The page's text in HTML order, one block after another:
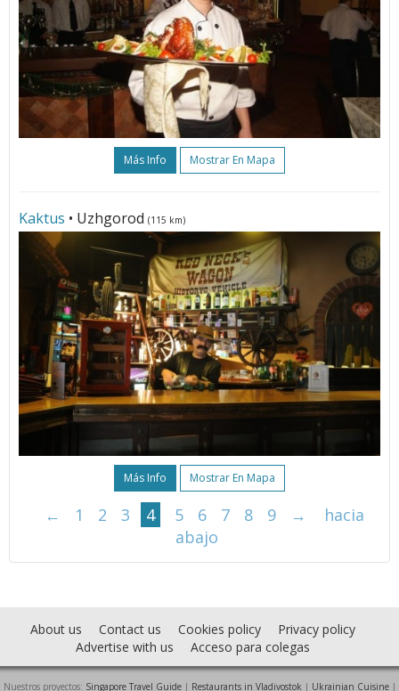
Más Info Mostrar En Mapa
Kaktus • Uzhgorod (115 km)
Más Info Mostrar En Mapa
← 1 2 3 4 5 6 7 8 9 →
hacia
abajo
About us Contact us Cookies policy
Privacy policy
Advertise with us
Acceso para colegas
Nuestros proyectos: Singapore Travel Guide| Restaurants in Vladivostok | Ukrainian Cuisine|